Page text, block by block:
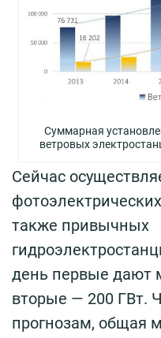
Суммарная
ветровых
Сейчас
также привычных
день первые дают
вторые — 200 ГВт.
прогнозам, общая